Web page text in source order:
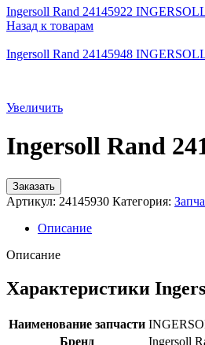
Ingersoll Rand 24145922
Назад к товарам
Ingersoll Rand 24145948
Увеличить
Ingersoll Rand
Заказать
Артикул: 24145930 Категория:
Описание
Описание
Характеристики
Наименование запчасти
Бренд
Ingersoll